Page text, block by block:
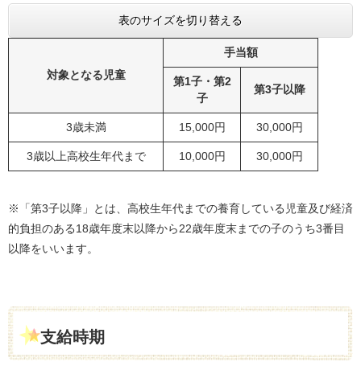
表のサイズを切り替える
対象となる児童
手当額
第1子・第2
子
第3子以降
3歳未満 15,000円 30,000円
3歳以上高校生年代まで 10,000円 30,000円
※「第3子以降」とは、高校生年代までの養育している児童及び経済
的負担のある18歳年度末以降から22歳年度末までの子のうち3番目
以降をいいます。
支給時期